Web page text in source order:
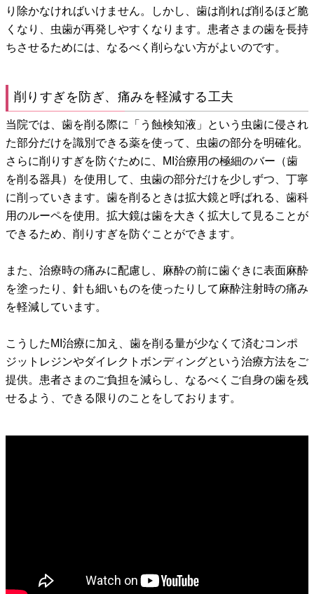
り除かなければいけません。しかし、歯は削れば削るほど脆
くなり、虫歯が再発しやすくなります。患者さまの歯を長持
ちさせるためには、なるべく削らない方がよいのです。
削りすぎを防ぎ、痛みを軽減する工夫
当院では、歯を削る際に「う蝕検知液」という虫歯に侵され
た部分だけを識別できる薬を使って、虫歯の部分を明確化。
さらに削りすぎを防ぐために、MI治療用の極細のバー（歯
を削る器具）を使用して、虫歯の部分だけを少しずつ、丁寧
に削っていきます。歯を削るときは拡大鏡と呼ばれる、歯科
用のルーペを使用。拡大鏡は歯を大きく拡大して見ることが
できるため、削りすぎを防ぐことができます。
また、治療時の痛みに配慮し、麻酔の前に歯ぐきに表面麻酔
を塗ったり、針も細いものを使ったりして麻酔注射時の痛み
を軽減しています。
こうしたMI治療に加え、歯を削る量が少なくて済むコンポ
ジットレジンやダイレクトボンディングという治療方法をご
提供。患者さまのご負担を減らし、なるべくご自身の歯を残
せるよう、できる限りのことをしております。